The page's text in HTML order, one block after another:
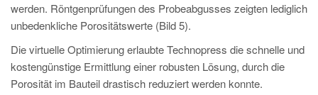
werden. Röntgenprüfungen des Probeabgusses zeigten lediglich
unbedenkliche Porositätswerte (Bild 5).
Die virtuelle Optimierung erlaubte Technopress die schnelle und
kostengünstige Ermittlung einer robusten Lösung, durch die
Porosität im Bauteil drastisch reduziert werden konnte.